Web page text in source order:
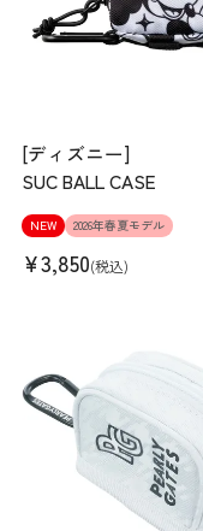
[ディズニー]
SUC BALL CASE
NEW 2026年春夏モデル
¥3,850 税込